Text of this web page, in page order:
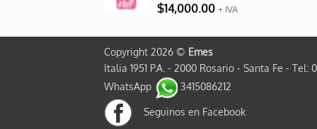
$14,000.00 + IVA
Copyright 2026 © Emes
Italia 1951 P.A. - 2000 Rosario - Santa Fe - Tel:
WhatsApp
3415086212
Seguinos en Facebook